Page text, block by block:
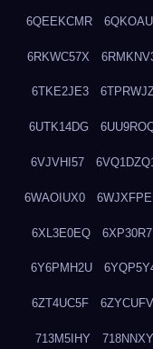
6QEEKCMR
6RKWC57X
6TKE2JE3
6UTK14DG
6VJVHI57 6VQ1DZQ1
6WAOIUX0
6XL3E0EQ
6Y6PMH2U
6ZT4UC5F
713M5IHY